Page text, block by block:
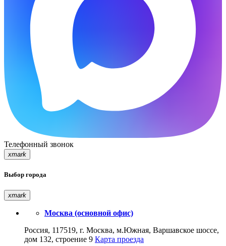
Телефонный звонок
xmark
Выбор города
xmark
Москва (основной офис)
Россия, 117519, г. Москва, м.Южная, Варшавское шоссе,
дом 132, строение 9 Карта проезда